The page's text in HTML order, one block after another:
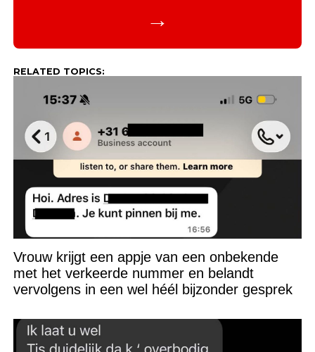
→
RELATED TOPICS:
Vrouw krijgt een appje van een onbekende
met het verkeerde nummer en belandt
vervolgens in een wel héél bijzonder gesprek